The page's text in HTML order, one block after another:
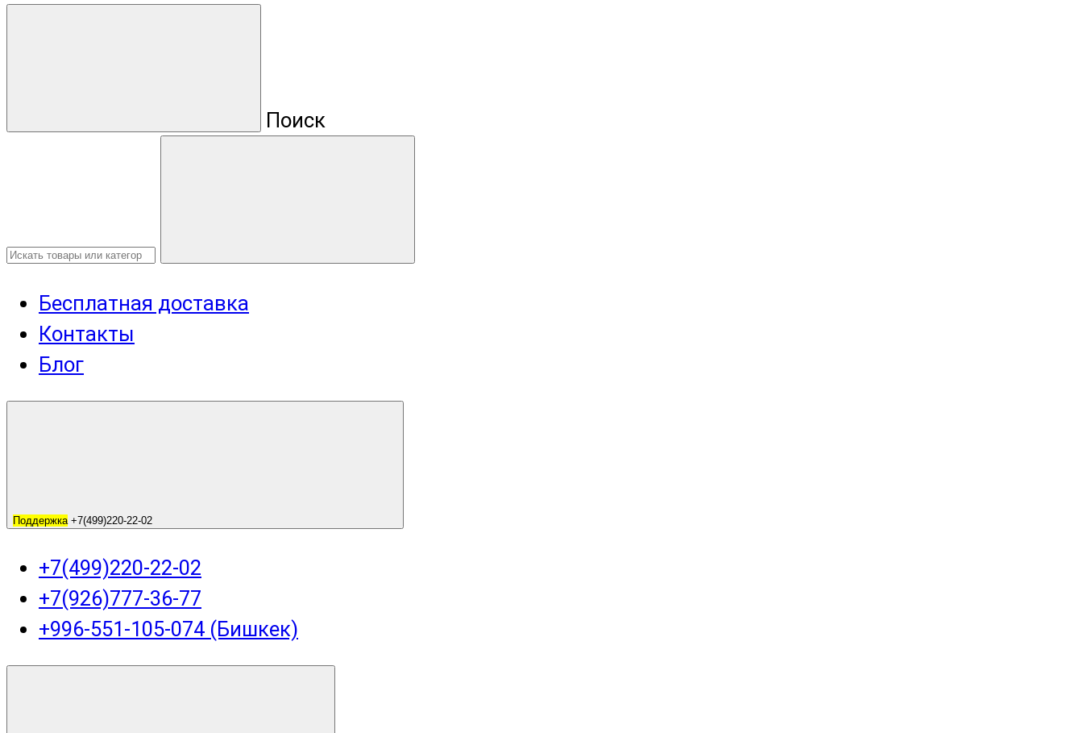
Поиск
Бесплатная доставка
Контакты
Блог
Поддержка +7(499)220-22-02
+7(499)220-22-02
+7(926)777-36-77
+996-551-105-074 (Бишкек)